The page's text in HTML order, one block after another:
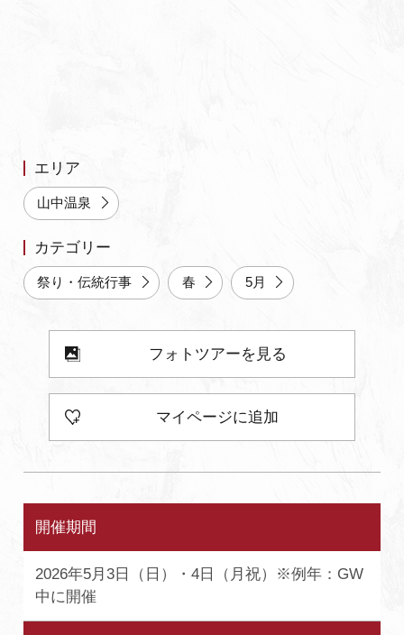
エリア
山中温泉
カテゴリー
祭り・伝統行事 春 5月
フォトツアーを見る
マイページに追加
開催期間
2026年5月3日（日）・4日（月祝）※例年：GW
中に開催